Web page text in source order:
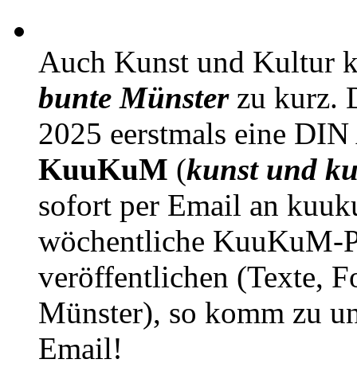
Auch Kunst und Kultur
bunte Münsterzu kurz.
2025 eerstmals eine
KuuKuM (kunst und
sofort per Email an
wöchentliche KuuKuM-
veröffentlichen (Texte,
Münster), so komm zu
Email!